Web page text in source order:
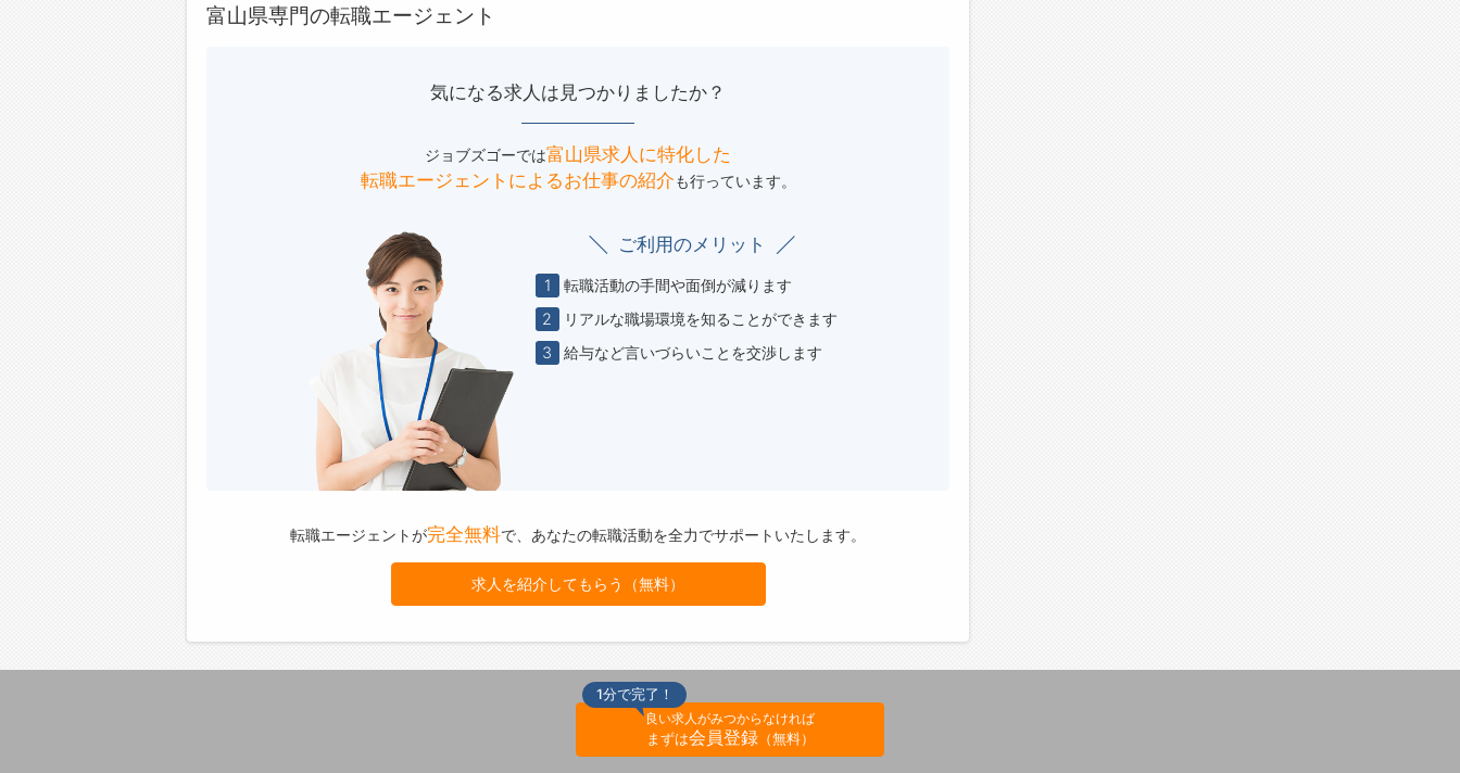
富山県専門の転職エージェント
気になる求人は見つかりましたか？
ジョブズゴーでは富山県求人に特化した
転職エージェントによるお仕事の紹介も行っています。
ご利用のメリット
1
転職活動の手間や面倒が減ります
2
リアルな職場環境を知ることができます
3
給与など言いづらいことを交渉します
転職エージェントが完全無料で、 あなたの転職活動を全力でサポートいたします。
求人を紹介してもらう（無料）
1分で完了！
良い求人がみつからなければ
まずは会員登録（無料）